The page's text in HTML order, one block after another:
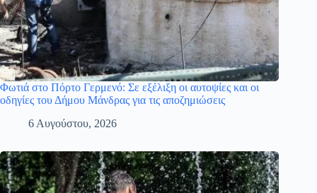
Φωτιά στο Πόρτο Γερμενό: Σε εξέλιξη οι αυτοψίες και οι
οδηγίες του Δήμου Μάνδρας για τις αποζημιώσεις
6 Αυγούστου, 2026